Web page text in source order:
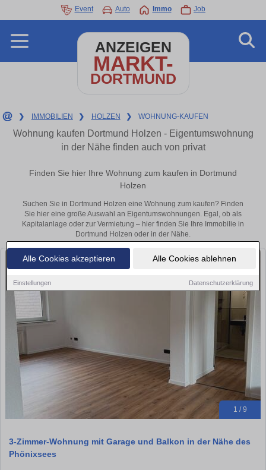
Alle Cookies akzeptieren Alle Cookies ablehnen
Einstellungen Datenschutzerklärung
Event Auto Immo Job
ANZEIGEN
MARKT-
DORTMUND
❯ IMMOBILIEN ❯ HOLZEN ❯ WOHNUNG-KAUFEN
Wohnung kaufen Dortmund Holzen - Eigentumswohnung
in der Nähe finden auch von privat
Finden Sie hier Ihre Wohnung zum kaufen in Dortmund
Holzen
Suchen Sie in Dortmund Holzen eine Wohnung zum kaufen? Finden
Sie hier eine große Auswahl an Eigentumswohnungen. Egal, ob als
Kapitalanlage oder zur Vermietung – hier finden Sie Ihre Immobilie in
Dortmund Holzen oder in der Nähe.
1 / 9
3-Zimmer-Wohnung mit Garage und Balkon in der Nähe des
Phönixsees